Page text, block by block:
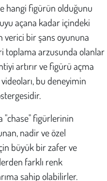
hangi figürün olduğunu
açana kadar içindeki
verici bir şans oyununa
toplama arzusunda olanlar
artırır ve figürü açma
bu deneyimin
"chase" figürlerinin
nadir ve özel
büyük bir zafer ve
farklı renk
sahip olabilirler.